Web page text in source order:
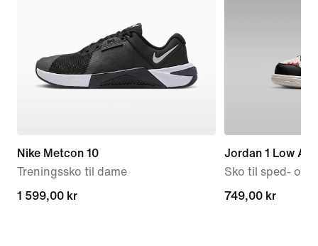
Nike Metcon 10
Treningssko til dame
1 599,00 kr
1 599,00 kr
Jordan 1 Low Alt
Sko til sped- og
749,00 kr
749,00 kr